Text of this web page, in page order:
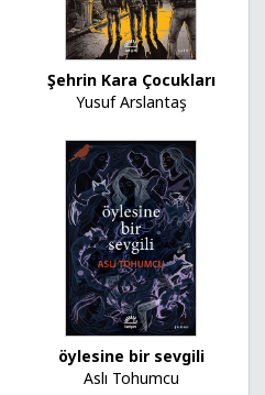
Şehrin Kara Çocukları
Yusuf Arslantaş
öylesine bir sevgili
Aslı Tohumcu